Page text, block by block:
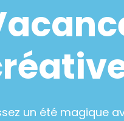
un été magique